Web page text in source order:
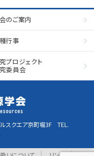
のご案内
行事
プロジェクト
委員会
スクエア京町堀3F TEL.